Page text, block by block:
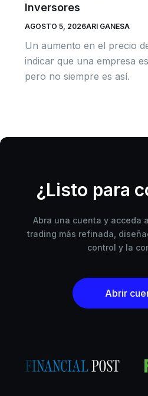
Inversores
AGOSTO 5, 2026ARI GANESA
Un aumento en el precio
indicar que una empresa
pero no siempre es así.
¿Listo para
Abra una cuenta y acceda
trading más refinada,
control y la
Abrir